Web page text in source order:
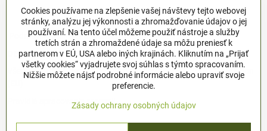
Podmienky ochrany osobných údajov
OBCHODNÉ PODMIENKY
Všeobecné nariadenie o bezpečnosti produktov (GPSR), Regulation
Pravidlá spracovania recenzií
Cookies používame na zlepšenie vašej návštevy tejto webovej
stránky, analýzu jej výkonnosti a zhromažďovanie údajov o jej
používaní. Na tento účel môžeme použiť nástroje a služby
tretích strán a zhromaždené údaje sa môžu preniesť k
partnerom v EÚ, USA alebo iných krajinách. Kliknutím na „Prijať
všetky cookies“ vyjadrujete svoj súhlas s týmto spracovaním.
Nižšie môžete nájsť podrobné informácie alebo upraviť svoje
preferencie.
Zásady ochrany osobných údajov